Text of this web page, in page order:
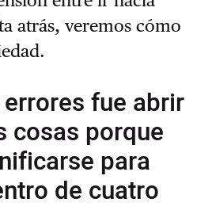
atrás, veremos cómo
errores fue abrir
cosas porque
para
de cuatro